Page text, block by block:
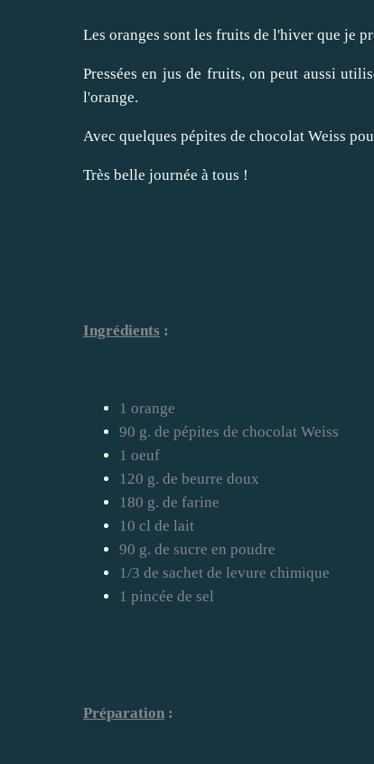
Les oranges sont les fruits de l'hiver que je
Pressées en jus de fruits, on peut aussi
l'orange.
Avec quelques pépites de chocolat Weiss
Très belle journée à tous !
Ingrédients :
1 orange
90 g. de pépites de chocolat Weiss
1 oeuf
120 g. de beurre doux
180 g. de farine
10 cl de lait
90 g. de sucre en poudre
1/3 de sachet de levure chimique
1 pincée de sel
Préparation :